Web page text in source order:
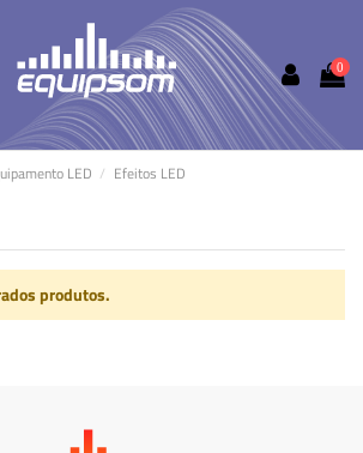
0
LED Efeitos LED
produtos.